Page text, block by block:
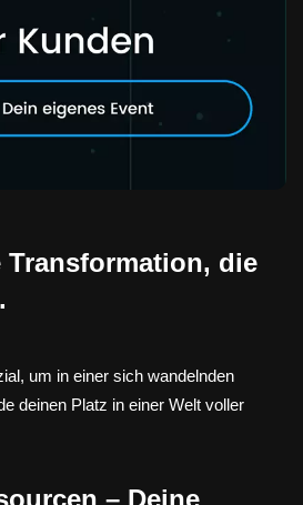
Transformation, die
um in einer sich wandelnden
deinen Platz in einer Welt voller
– Deine